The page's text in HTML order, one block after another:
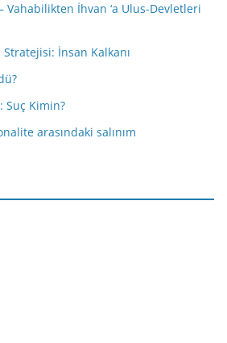
Vahabilikten İhvan ‘a Ulus-Devletleri
Stratejisi: İnsan Kalkanı
Suç Kimin?
arasındaki salınım